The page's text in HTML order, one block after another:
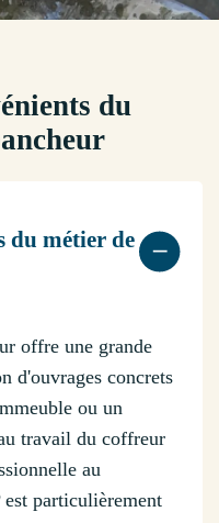
du
du métier de
offre une grande
d'ouvrages concrets
ou un
travail du coffreur
au
particulièrement